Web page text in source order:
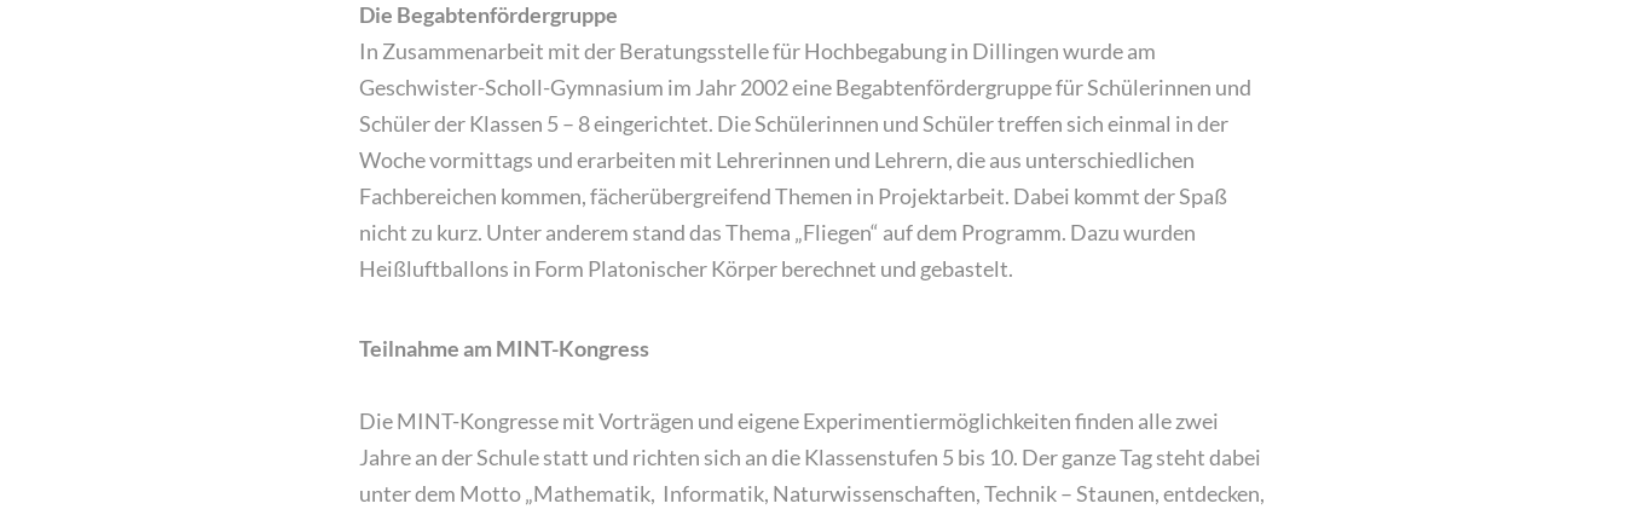
Die Begabtenfördergruppe
In Zusammenarbeit mit der Beratungsstelle für Hochbegabung in Dillingen wurde am
Geschwister-Scholl-Gymnasium im Jahr 2002 eine Begabtenfördergruppe für Schülerinnen und
Schüler der Klassen 5 – 8 eingerichtet. Die Schülerinnen und Schüler treffen sich einmal in der
Woche vormittags und erarbeiten mit Lehrerinnen und Lehrern, die aus unterschiedlichen
Fachbereichen kommen, fächerübergreifend Themen in Projektarbeit. Dabei kommt der Spaß
nicht zu kurz. Unter anderem stand das Thema „Fliegen“ auf dem Programm. Dazu wurden
Heißluftballons in Form Platonischer Körper berechnet und gebastelt.
Teilnahme am MINT-Kongress
Die MINT-Kongresse mit Vorträgen und eigene Experimentiermöglichkeiten finden alle zwei
Jahre an der Schule statt und richten sich an die Klassenstufen 5 bis 10. Der ganze Tag steht dabei
unter dem Motto „Mathematik, Informatik, Naturwissenschaften, Technik – Staunen, entdecken,